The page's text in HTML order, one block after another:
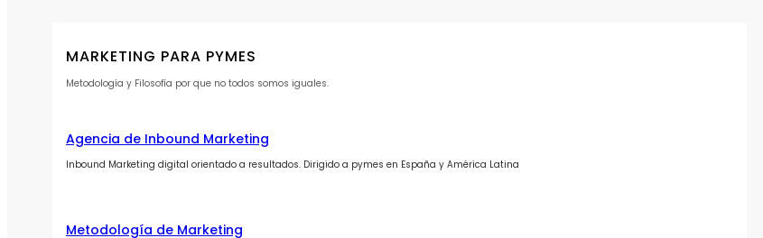
MARKETING PARA PYMES
Metodología y Filosofía por que no todos somos iguales.
Agencia de Inbound Marketing
Inbound Marketing digital orientado a resultados. Dirigido a pymes en España y América Latina
Metodología de Marketing